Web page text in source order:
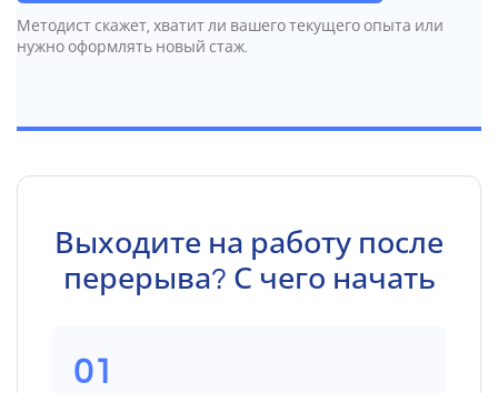
Методист скажет, хватит ли вашего текущего опыта или
нужно оформлять новый стаж.
Выходите на работу после
перерыва? С чего начать
01